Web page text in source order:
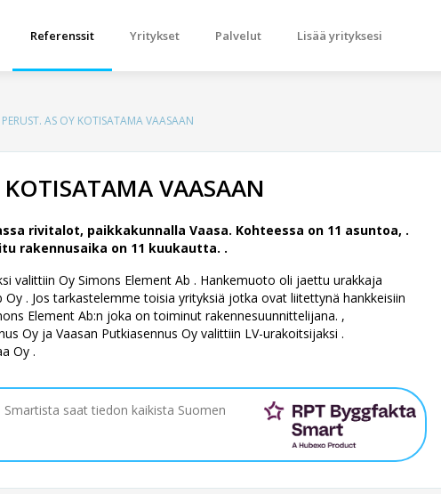
Referenssit Yritykset Palvelut Lisää yrityksesi
AS OY KOTISATAMA VAASAAN
VAASAAN
rivitalot, paikkakunnalla Vaasa. Kohteessa on 11 asuntoa, .
rakennusaika on 11 kuukautta. .
valittiin Oy Simons Element Ab . Hankemuoto oli jaettu urakkaja
. Jos tarkastelemme toisia yrityksiä jotka ovat liitettynä hankkeisiin
Element Ab:n joka on toiminut rakennesuunnittelijana. ,
Oy ja Vaasan Putkiasennus Oy valittiin LV-urakoitsijaksi .
Oy .
saat tiedon kaikista Suomen